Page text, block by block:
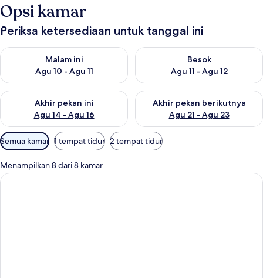
Opsi kamar
Periksa ketersediaan untuk tanggal ini
Malam ini
Agu 10 - Agu 11
Periksa ketersediaan untuk malam ini Agu 10 - Agu 11
Besok
Agu 11 - Agu 12
Periksa ketersediaan untuk
Akhir pekan ini
Agu 14 - Agu 16
Periksa ketersediaan untuk akhir pekan ini Agu 14 - Agu 16
Akhir pekan berikutnya
Agu 21 - Agu 23
Periksa ketersediaan untuk
Filter
tersedia
untuk
kamar
Semua kamar 1 tempat tidur 2 tempat tidur
Menampilkan 8 dari 8 kamar